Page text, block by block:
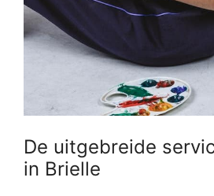
De uitgebreide
in Brielle